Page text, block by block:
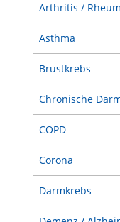
Arthritis /
Asthma
Brustkrebs
Chronische
COPD
Corona
Darmkrebs